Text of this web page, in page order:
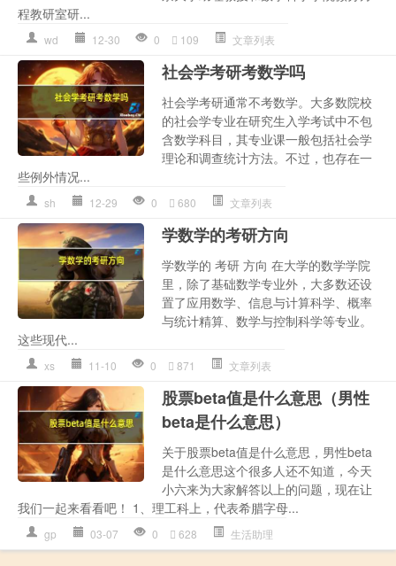
程教研室研...
wd 12-30 0 109 文章列表
社会学考研考数学吗
社会学考研通常不考数学。大多数院校
的社会学专业在研究生入学考试中不包
含数学科目，其专业课一般包括社会学
理论和调查统计方法。不过，也存在一
些例外情况...
sh 12-29 0 680 文章列表
学数学的考研方向
学数学的 考研 方向 在大学的数学学院
里，除了基础数学专业外，大多数还设
置了应用数学、信息与计算科学、概率
与统计精算、数学与控制科学等专业。
这些现代...
xs 11-10 0 871 文章列表
股票beta值是什么意思（男性
beta是什么意思）
关于股票beta值是什么意思，男性beta
是什么意思这个很多人还不知道，今天
小六来为大家解答以上的问题，现在让
我们一起来看看吧！ 1、理工科上，代表希腊字母...
gp 03-07 0 628 生活助理